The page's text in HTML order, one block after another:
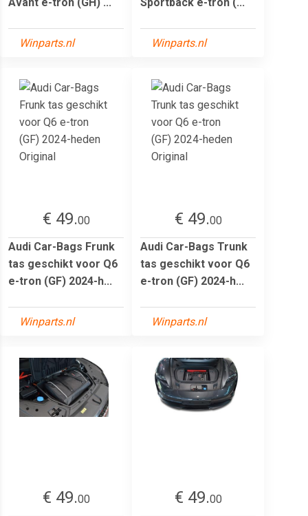
Winparts.nl Winparts.nl
€ 49.00
Audi Car-Bags Frunk
tas geschikt voor Q6
e-tron (GF) 2024-h...
Winparts.nl
€ 49.00
Audi Car-Bags Trunk
tas geschikt voor Q6
e-tron (GF) 2024-h...
Winparts.nl
€ 49.00
€ 49.00